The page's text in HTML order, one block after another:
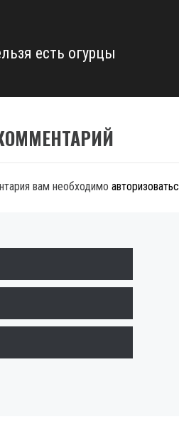
есть огурцы
вам необходимо